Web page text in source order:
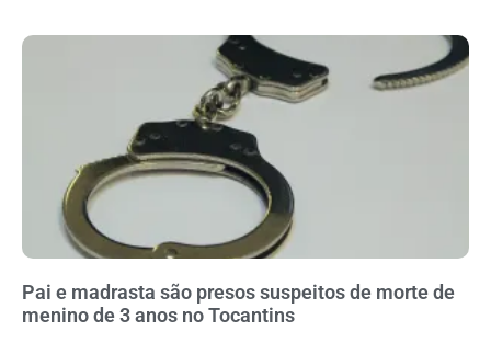
Pai e madrasta são presos suspeitos de morte de
menino de 3 anos no Tocantins